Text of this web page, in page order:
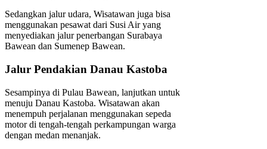
Sedangkan jalur udara, Wisatawan juga bisa
menggunakan pesawat dari Susi Air yang
menyediakan jalur penerbangan Surabaya
Bawean dan Sumenep Bawean.
Jalur Pendakian Danau Kastoba
Sesampinya di Pulau Bawean, lanjutkan untuk
menuju Danau Kastoba. Wisatawan akan
menempuh perjalanan menggunakan sepeda
motor di tengah-tengah perkampungan warga
dengan medan menanjak.